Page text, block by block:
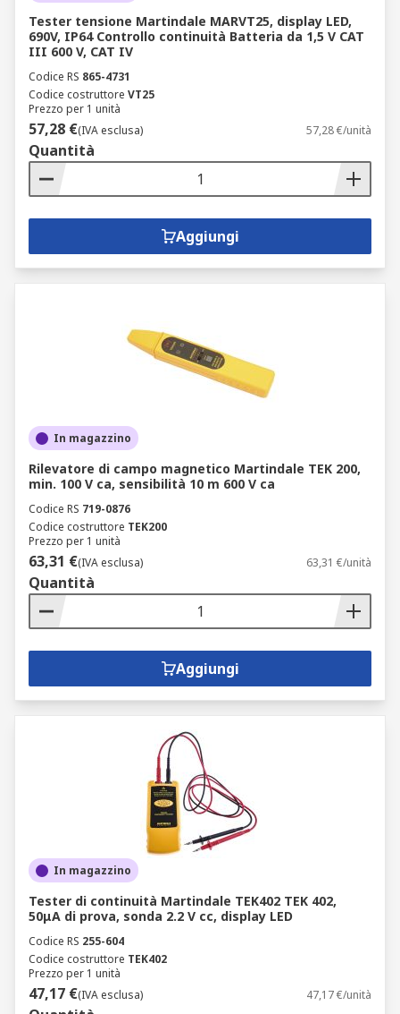
Tester tensione Martindale MARVT25, display LED,
690V, IP64 Controllo continuità Batteria da 1,5 V CAT
III 600 V, CAT IV
Codice RS 865-4731
Codice costruttore VT25
Prezzo per 1 unità
57,28 €(IVA esclusa) 57,28 €/unità
Quantità
Aggiungi
In magazzino
Rilevatore di campo magnetico Martindale TEK 200,
min. 100 V ca, sensibilità 10 m 600 V ca
Codice RS 719-0876
Codice costruttore TEK200
Prezzo per 1 unità
63,31 €(IVA esclusa) 63,31 €/unità
Quantità
Aggiungi
In magazzino
Tester di continuità Martindale TEK402 TEK 402,
50μA di prova, sonda 2.2 V cc, display LED
Codice RS 255-604
Codice costruttore TEK402
Prezzo per 1 unità
47,17 €(IVA esclusa) 47,17 €/unità